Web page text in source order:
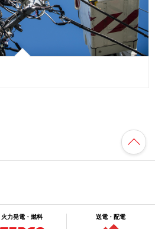
火力発電・燃料 送電・配電